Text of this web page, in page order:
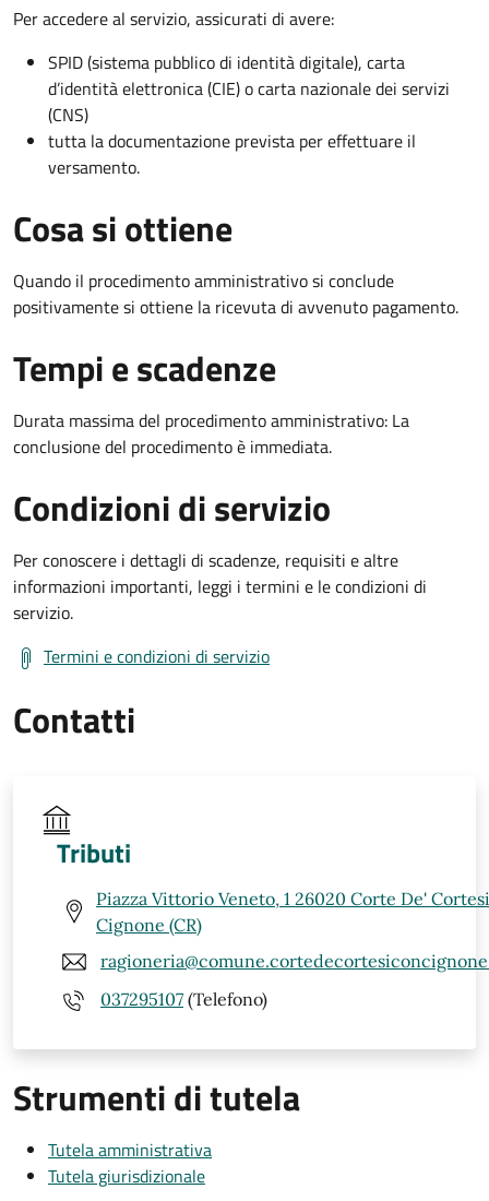
Per accedere al servizio, assicurati di avere:
SPID (sistema pubblico di identità digitale), carta
d’identità elettronica (CIE) o carta nazionale dei servizi
(CNS)
tutta la documentazione prevista per effettuare il
versamento.
Cosa si ottiene
Quando il procedimento amministrativo si conclude
positivamente si ottiene la ricevuta di avvenuto pagamento.
Tempi e scadenze
Durata massima del procedimento amministrativo: La
conclusione del procedimento è immediata.
Condizioni di servizio
Per conoscere i dettagli di scadenze, requisiti e altre
informazioni importanti, leggi i termini e le condizioni di
servizio.
Termini e condizioni di servizio
Contatti
Tributi
Piazza Vittorio Veneto, 1 26020 Corte De'
Cignone (CR)
037295107 (Telefono)
Strumenti di tutela
Tutela amministrativa
Tutela giurisdizionale